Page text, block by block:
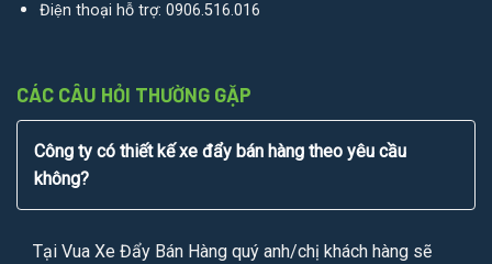
Điện thoại hỗ trợ: 0906.516.016
CÁC CÂU HỎI THƯỜNG GẶP
Công ty có thiết kế xe đẩy bán hàng theo yêu cầu
không?
Tại Vua Xe Đẩy Bán Hàng quý anh/chị khách hàng sẽ